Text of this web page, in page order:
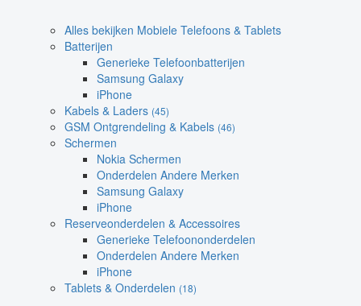
Alles bekijken Mobiele Telefoons & Tablets
Batterijen
Generieke Telefoonbatterijen
Samsung Galaxy
iPhone
Kabels & Laders (45)
GSM Ontgrendeling & Kabels (46)
Schermen
Nokia Schermen
Onderdelen Andere Merken
Samsung Galaxy
iPhone
Reserveonderdelen & Accessoires
Generieke Telefoononderdelen
Onderdelen Andere Merken
iPhone
Tablets & Onderdelen (18)